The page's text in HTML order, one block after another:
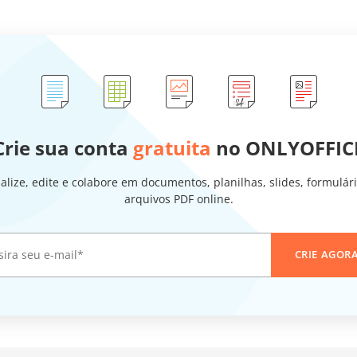
sua conta gratuita no
edite e colabore em documentos, planilhas, slides,
arquivos PDF online.
CRIE